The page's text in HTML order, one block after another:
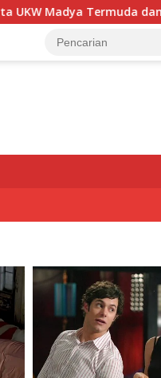
Lolos Kompeten,